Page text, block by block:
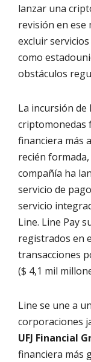
lanzar una
revisión en ese
excluir
como
obstáculos
La incursión de
criptomonedas
financiera más
recién
compañía ha
servicio de
servicio
Line. Line Pay
registrados en
transacciones
($ 4,1 mil
Line se une a
corporaciones
UFJ Financial
financiera más